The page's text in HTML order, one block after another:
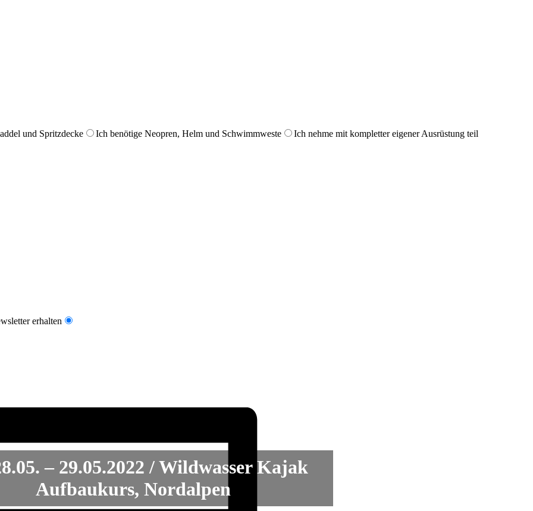
– 29.05.2022 / Wildwasser Kajak
Aufbaukurs, Nordalpen
und Spritzdecke Ich benötige Neopren, Helm und Schwimmweste Ich nehme mit kompletter eigener Ausrüstung teil
erhalten